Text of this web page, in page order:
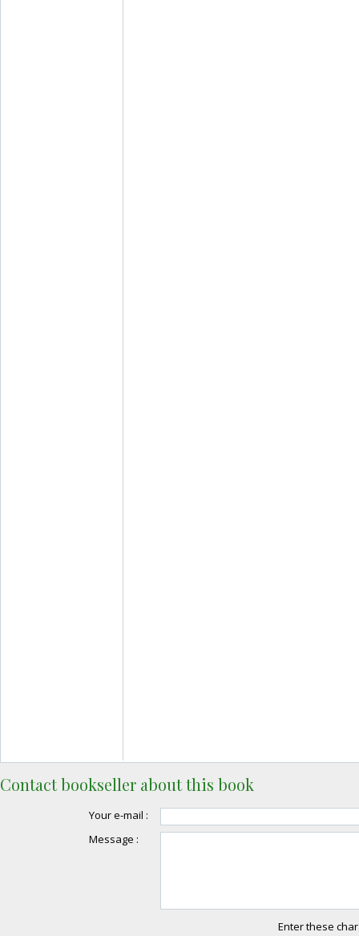
Contact bookseller about this book
Your e-mail :
Message :
Enter these